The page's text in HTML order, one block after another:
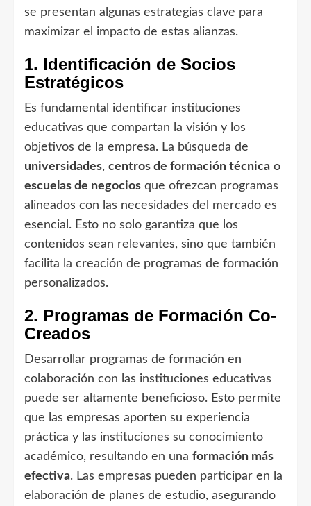
se presentan algunas estrategias clave para
maximizar el impacto de estas alianzas.
1. Identificación de Socios
Estratégicos
Es fundamental identificar instituciones
educativas que compartan la visión y los
objetivos de la empresa. La búsqueda de
universidades, centros de formación técnica o
escuelas de negocios que ofrezcan programas
alineados con las necesidades del mercado es
esencial. Esto no solo garantiza que los
contenidos sean relevantes, sino que también
facilita la creación de programas de formación
personalizados.
2. Programas de Formación Co-
Creados
Desarrollar programas de formación en
colaboración con las instituciones educativas
puede ser altamente beneficioso. Esto permite
que las empresas aporten su experiencia
práctica y las instituciones su conocimiento
académico, resultando en una formación más
efectiva. Las empresas pueden participar en la
elaboración de planes de estudio, asegurando